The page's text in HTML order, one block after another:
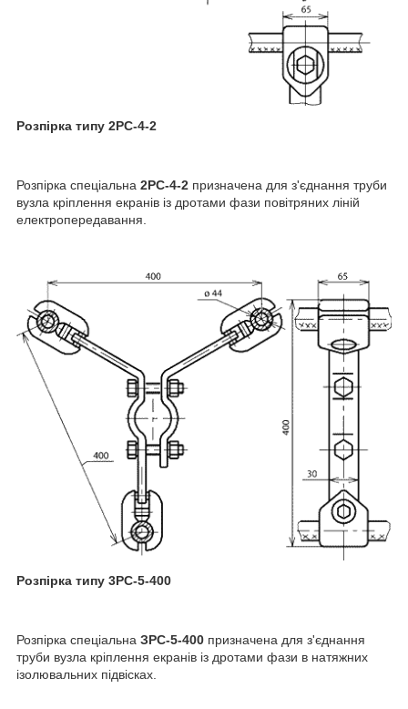
Розпірка типу 2РС-4-2
Розпірка спеціальна 2РС-4-2 призначена для з'єднання труби
вузла кріплення екранів із дротами фази повітряних ліній
електропередавання.
Розпірка типу 3РС-5-400
Розпірка спеціальна ЗРС-5-400 призначена для з'єднання
труби вузла кріплення екранів із дротами фази в натяжних
ізолювальних підвісках.